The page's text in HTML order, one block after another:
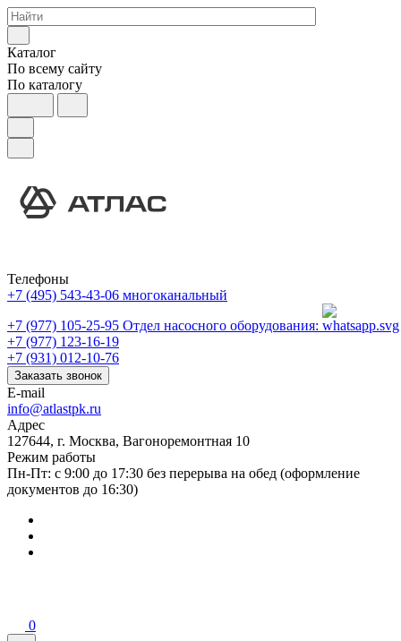
Каталог
По всему сайту
По каталогу
Телефоны
+7 (495) 543-43-06 многоканальный
+7 (977) 105-25-95 Отдел насосного оборудования:
+7 (977) 123-16-19
+7 (931) 012-10-76
Заказать звонок
E-mail
info@atlastpk.ru
Адрес
127644, г. Москва, Вагоноремонтная 10
Режим работы
Пн-Пт: с 9:00 до 17:30 без перерыва на обед (оформление
документов до 16:30)
0